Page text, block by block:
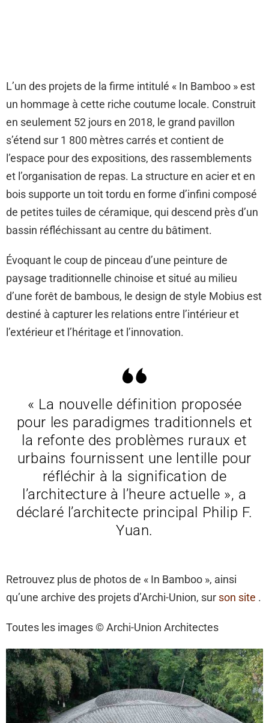
L’un des projets de la firme intitulé « In Bamboo » est
un hommage à cette riche coutume locale. Construit
en seulement 52 jours en 2018, le grand pavillon
s’étend sur 1 800 mètres carrés et contient de
l’espace pour des expositions, des rassemblements
et l’organisation de repas. La structure en acier et en
bois supporte un toit tordu en forme d’infini composé
de petites tuiles de céramique, qui descend près d’un
bassin réfléchissant au centre du bâtiment.
Évoquant le coup de pinceau d’une peinture de
paysage traditionnelle chinoise et situé au milieu
d’une forêt de bambous, le design de style Mobius est
destiné à capturer les relations entre l’intérieur et
l’extérieur et l’héritage et l’innovation.
« La nouvelle définition proposée
pour les paradigmes traditionnels et
la refonte des problèmes ruraux et
urbains fournissent une lentille pour
réfléchir à la signification de
l’architecture à l’heure actuelle », a
déclaré l’architecte principal Philip F.
Yuan.
Retrouvez plus de photos de « In Bamboo », ainsi
qu’une archive des projets d’Archi-Union, sur son site .
Toutes les images © Archi-Union Architectes